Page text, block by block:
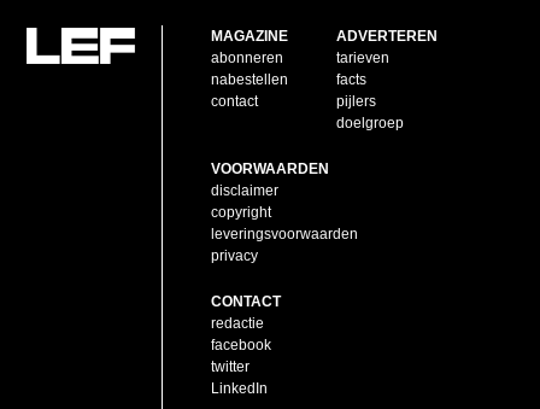
MAGAZINE
abonneren
nabestellen
contact
ADVERTEREN
tarieven
facts
pijlers
doelgroep
VOORWAARDEN
disclaimer
copyright
leveringsvoorwaarden
privacy
CONTACT
redactie
facebook
twitter
LinkedIn